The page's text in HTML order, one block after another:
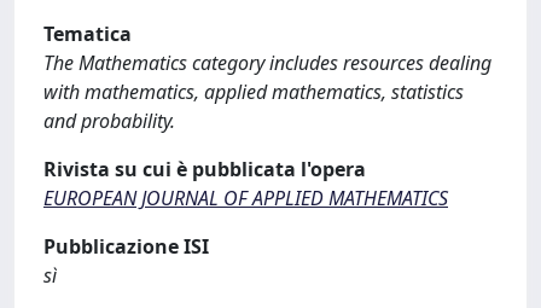
Tematica
The Mathematics category includes resources dealing
with mathematics, applied mathematics, statistics
and probability.
Rivista su cui è pubblicata l'opera
EUROPEAN JOURNAL OF APPLIED MATHEMATICS
Pubblicazione ISI
sì